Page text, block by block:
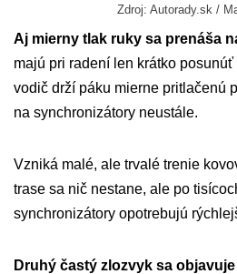
Zdroj: Autorady.sk /
Aj mierny tlak ruky sa prenáša
majú pri radení len krátko
vodič drží páku mierne pritlačenú
na synchronizátory neustále.
Vzniká malé, ale trvalé trenie
trase sa nič nestane, ale po
synchronizátory opotrebujú
Druhý častý zlozvyk sa